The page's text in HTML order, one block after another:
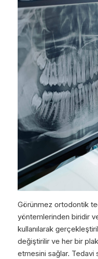
Görünmez ortodontik
yöntemlerinden biridir
kullanılarak
değiştirilir ve her bir
etmesini sağlar. Tedavi